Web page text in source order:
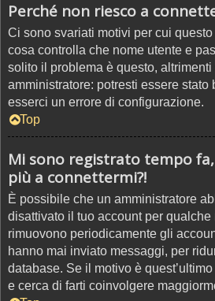
Perché non riesco a
Ci sono svariati motivi per cui
cosa controlla che nome utente e
solito il problema è questo, altrimenti
amministratore: potresti essere stato
esserci un errore di configurazione.
Top
Mi sono registrato tempo
più a connettermi?!
È possibile che un amministratore
disattivato il tuo account per qualche
rimuovono periodicamente gli
hanno mai inviato messaggi, per
database. Se il motivo è
e cerca di farti coinvolgere